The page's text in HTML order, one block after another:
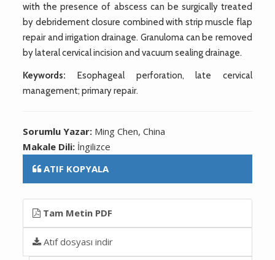
with the presence of abscess can be surgically treated
by debridement closure combined with strip muscle flap
repair and irrigation drainage. Granuloma can be removed
by lateral cervical incision and vacuum sealing drainage.
Keywords: Esophageal perforation, late cervical
management; primary repair.
Sorumlu Yazar: Ming Chen, China
Makale Dili: İngilizce
ATIF KOPYALA
Tam Metin PDF
Atıf dosyası indir